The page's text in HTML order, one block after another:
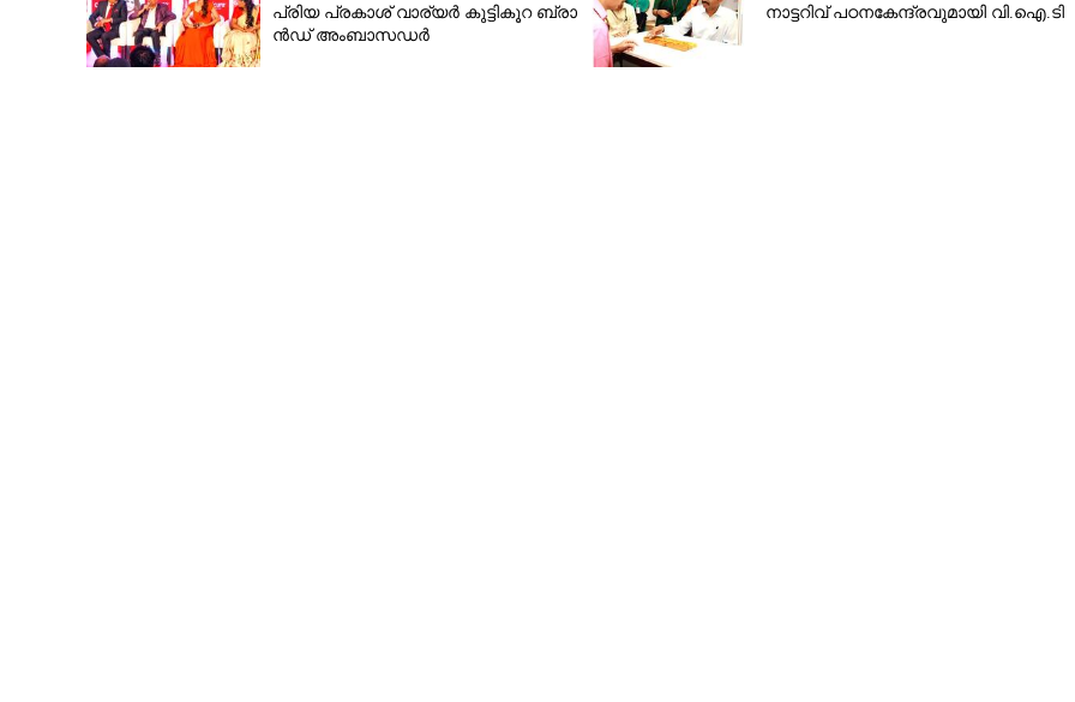
പ്രി​യ​ ​പ്ര​കാ​ശ് ​വാ​ര്യർ കു​ട്ടി​കൂ​റ​ ​ ബ്രാ​
ൻ​ഡ് ​അം​ബാ​സ​ഡ​ർ
നാ​ട്ട​റി​വ് ​പ​ഠ​ന​കേ​ന്ദ്ര​വു​മാ​യി​ ​വി.​ഐ.​ടി